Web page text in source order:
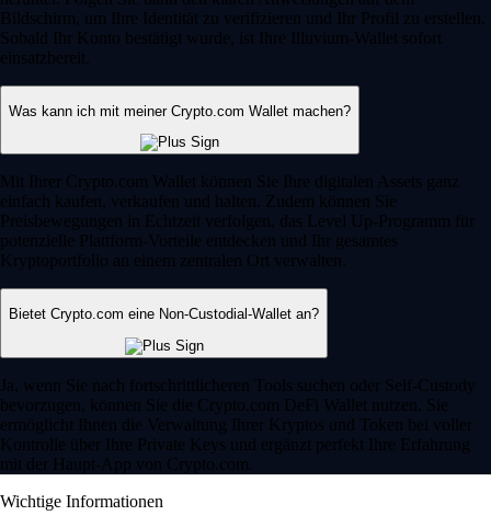
Bildschirm, um Ihre Identität zu verifizieren und Ihr Profil zu erstellen.
Sobald Ihr Konto bestätigt wurde, ist Ihre Illuvium-Wallet sofort
einsatzbereit.
Was kann ich mit meiner Crypto.com Wallet machen?
Mit Ihrer Crypto.com Wallet können Sie Ihre digitalen Assets ganz
einfach kaufen, verkaufen und halten. Zudem können Sie
Preisbewegungen in Echtzeit verfolgen, das Level Up-Programm für
potenzielle Plattform-Vorteile entdecken und Ihr gesamtes
Kryptoportfolio an einem zentralen Ort verwalten.
Bietet Crypto.com eine Non-Custodial-Wallet an?
Ja, wenn Sie nach fortschrittlicheren Tools suchen oder Self-Custody
bevorzugen, können Sie die Crypto.com DeFi Wallet nutzen. Sie
ermöglicht Ihnen die Verwaltung Ihrer Kryptos und Token bei voller
Kontrolle über Ihre Private Keys und ergänzt perfekt Ihre Erfahrung
mit der Haupt-App von Crypto.com.
Wichtige Informationen